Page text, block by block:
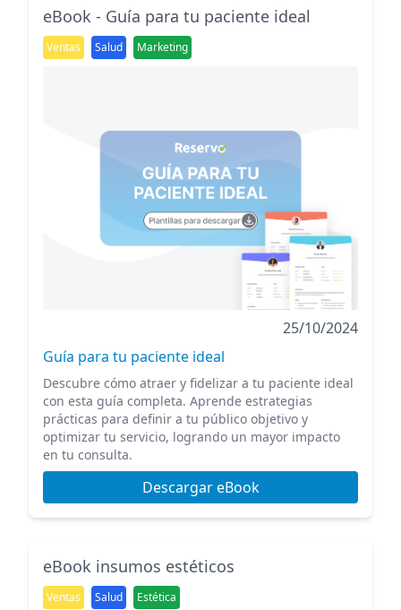
eBook - Guía para tu paciente ideal
Ventas Salud Marketing
25/10/2024
Guía para tu paciente ideal
Descubre cómo atraer y fidelizar a tu paciente ideal
con esta guía completa. Aprende estrategias
prácticas para definir a tu público objetivo y
optimizar tu servicio, logrando un mayor impacto
en tu consulta.
Descargar eBook
eBook insumos estéticos
Ventas Salud Estética